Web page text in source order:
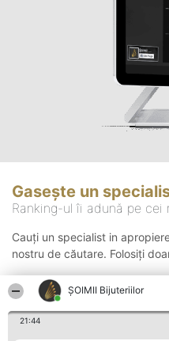
ŞOIMII Bijuteriilor
21:44
Gasește un
Ranking-ul îi adună pe
Cauți un specialist in
nostru de căutare. Folosiți